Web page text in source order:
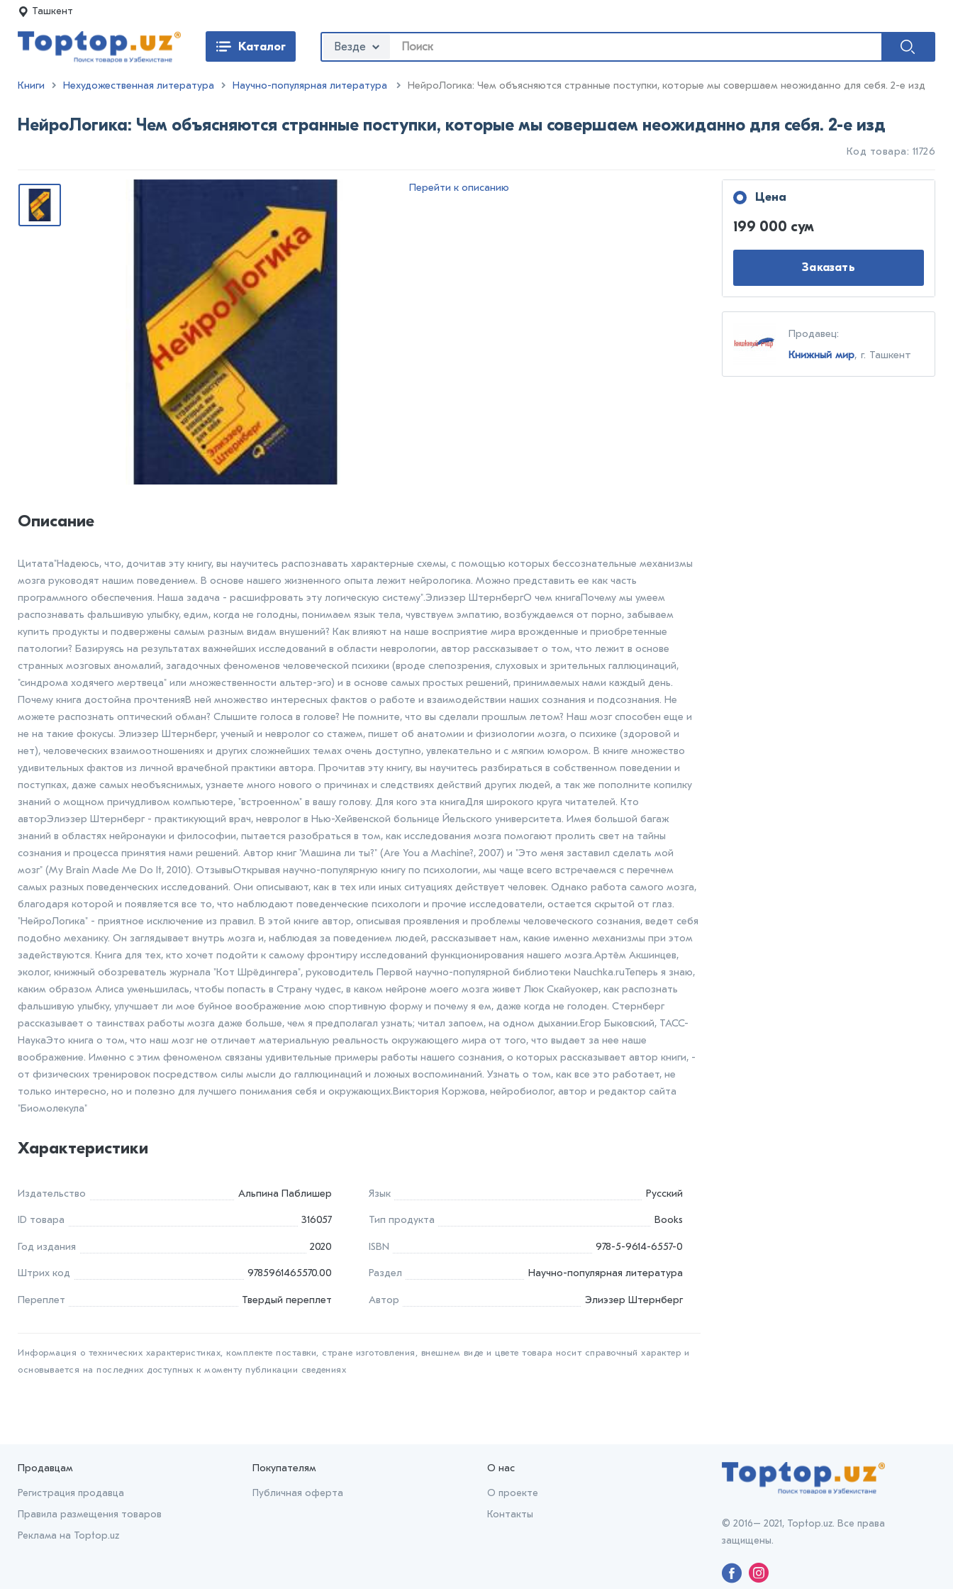
Ташкент
Каталог Везде
Книги Нехудожественная литература Научно-популярная литература НейроЛогика: Чем объясняются странные поступки, которые мы совершаем неожиданно для себя. 2-е изд
НейроЛогика: Чем объясняются странные поступки, которые мы совершаем неожиданно для себя. 2-е изд
Код товара: 11726
Перейти к описанию
Цена
199 000 сум
Заказать
Продавец:
Книжный мир, г. Ташкент
Описание
Цитата"Надеюсь, что, дочитав эту книгу, вы научитесь распознавать характерные схемы, с помощью которых бессознательные механизмы
мозга руководят нашим поведением. В основе нашего жизненного опыта лежит нейрологика. Можно представить ее как часть
программного обеспечения. Наша задача - расшифровать эту логическую систему".Элиэзер ШтернбергО чем книгаПочему мы умеем
распознавать фальшивую улыбку, едим, когда не голодны, понимаем язык тела, чувствуем эмпатию, возбуждаемся от порно, забываем
купить продукты и подвержены самым разным видам внушений? Как влияют на наше восприятие мира врожденные и приобретенные
патологии? Базируясь на результатах важнейших исследований в области неврологии, автор рассказывает о том, что лежит в основе
странных мозговых аномалий, загадочных феноменов человеческой психики (вроде слепозрения, слуховых и зрительных галлюцинаций,
"синдрома ходячего мертвеца" или множественности альтер-эго) и в основе самых простых решений, принимаемых нами каждый день.
Почему книга достойна прочтенияВ ней множество интересных фактов о работе и взаимодействии наших сознания и подсознания. Не
можете распознать оптический обман? Слышите голоса в голове? Не помните, что вы сделали прошлым летом? Наш мозг способен еще и
не на такие фокусы. Элиэзер Штернберг, ученый и невролог со стажем, пишет об анатомии и физиологии мозга, о психике (здоровой и
нет), человеческих взаимоотношениях и других сложнейших темах очень доступно, увлекательно и с мягким юмором. В книге множество
удивительных фактов из личной врачебной практики автора. Прочитав эту книгу, вы научитесь разбираться в собственном поведении и
поступках, даже самых необъяснимых, узнаете много нового о причинах и следствиях действий других людей, а так же пополните копилку
знаний о мощном причудливом компьютере, "встроенном" в вашу голову. Для кого эта книгаДля широкого круга читателей. Кто
авторЭлиэзер Штернберг - практикующий врач, невролог в Нью-Хейвенской больнице Йельского университета. Имея большой багаж
знаний в областях нейронауки и философии, пытается разобраться в том, как исследования мозга помогают пролить свет на тайны
сознания и процесса принятия нами решений. Автор книг "Машина ли ты?" (Are You a Machine?, 2007) и "Это меня заставил сделать мой
мозг" (My Brain Made Me Do It, 2010). ОтзывыОткрывая научно-популярную книгу по психологии, мы чаще всего встречаемся с перечнем
самых разных поведенческих исследований. Они описывают, как в тех или иных ситуациях действует человек. Однако работа самого мозга,
благодаря которой и появляется все то, что наблюдают поведенческие психологи и прочие исследователи, остается скрытой от глаз.
"НейроЛогика" - приятное исключение из правил. В этой книге автор, описывая проявления и проблемы человеческого сознания, ведет себя
подобно механику. Он заглядывает внутрь мозга и, наблюдая за поведением людей, рассказывает нам, какие именно механизмы при этом
задействуются. Книга для тех, кто хочет подойти к самому фронтиру исследований функционирования нашего мозга.Артём Акшинцев,
эколог, книжный обозреватель журнала "Кот Шрёдингера", руководитель Первой научно-популярной библиотеки Nauchka.ruТеперь я знаю,
каким образом Алиса уменьшилась, чтобы попасть в Страну чудес, в каком нейроне моего мозга живет Люк Скайуокер, как распознать
фальшивую улыбку, улучшает ли мое буйное воображение мою спортивную форму и почему я ем, даже когда не голоден. Стернберг
рассказывает о таинствах работы мозга даже больше, чем я предполагал узнать; читал запоем, на одном дыхании.Егор Быковский, ТАСС-
НаукаЭто книга о том, что наш мозг не отличает материальную реальность окружающего мира от того, что выдает за нее наше
воображение. Именно с этим феноменом связаны удивительные примеры работы нашего сознания, о которых рассказывает автор книги, -
от физических тренировок посредством силы мысли до галлюцинаций и ложных воспоминаний. Узнать о том, как все это работает, не
только интересно, но и полезно для лучшего понимания себя и окружающих.Виктория Коржова, нейробиолог, автор и редактор сайта
"Биомолекула"
Характеристики
Издательство Альпина Паблишер Язык Русский
ID товара 316057 Тип продукта Books
Год издания 2020 ISBN 978-5-9614-6557-0
Штрих код 9785961465570.00 Раздел Научно-популярная литература
Переплет Твердый переплет Автор Элиэзер Штернберг
Информация о технических характеристиках, комплекте поставки, стране изготовления, внешнем виде и цвете товара носит справочный характер и
основывается на последних доступных к моменту публикации сведениях
Продавцам
Регистрация продавца
Правила размещения товаров
Реклама на Toptop.uz
Покупателям
Публичная оферта
О нас
О проекте
Контакты
© 2016– 2021, Toptop.uz. Все права
защищены.